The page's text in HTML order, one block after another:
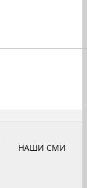
НАШИ СМИ